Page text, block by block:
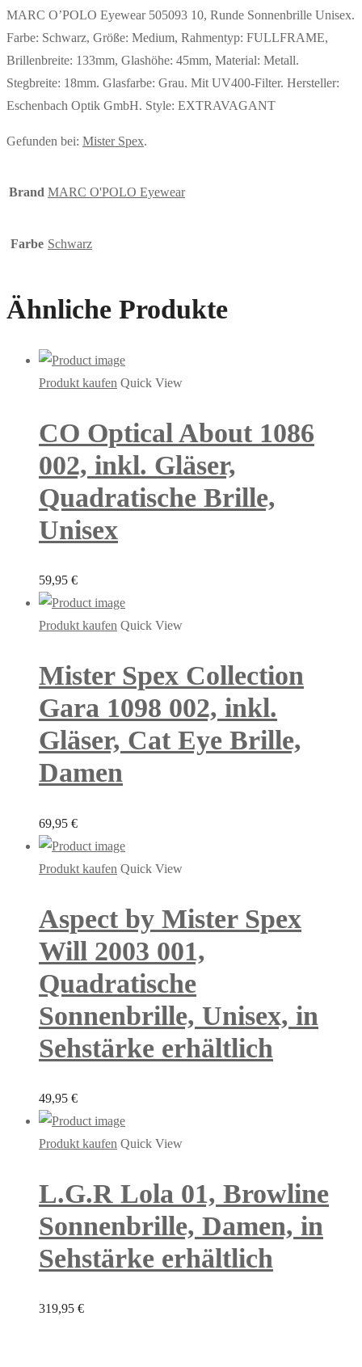
MARC O’POLO Eyewear 505093 10, Runde Sonnenbrille Unisex.
Farbe: Schwarz, Größe: Medium, Rahmentyp: FULLFRAME,
Brillenbreite: 133mm, Glashöhe: 45mm, Material: Metall.
Stegbreite: 18mm. Glasfarbe: Grau. Mit UV400-Filter. Hersteller:
Eschenbach Optik GmbH. Style: EXTRAVAGANT
Gefunden bei: Mister Spex.
Brand MARC O'POLO Eyewear
Farbe Schwarz
Ähnliche Produkte
Produkt kaufen Quick View
CO Optical About 1086
002, inkl. Gläser,
Quadratische Brille,
Unisex
59,95 €
Produkt kaufen Quick View
Mister Spex Collection
Gara 1098 002, inkl.
Gläser, Cat Eye Brille,
Damen
69,95 €
Produkt kaufen Quick View
Aspect by Mister Spex
Will 2003 001,
Quadratische
Sonnenbrille, Unisex, in
Sehstärke erhältlich
49,95 €
Produkt kaufen Quick View
L.G.R Lola 01, Browline
Sonnenbrille, Damen, in
Sehstärke erhältlich
319,95 €